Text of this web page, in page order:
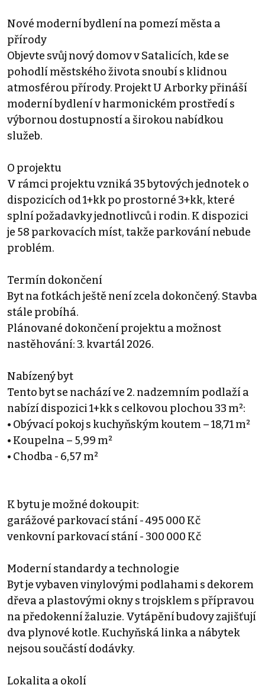
Nové moderní bydlení na pomezí města a
přírody
Objevte svůj nový domov v Satalicích, kde se
pohodlí městského života snoubí s klidnou
atmosférou přírody. Projekt U Arborky přináší
moderní bydlení v harmonickém prostředí s
výbornou dostupností a širokou nabídkou
služeb.
O projektu
V rámci projektu vzniká 35 bytových jednotek o
dispozicích od 1+kk po prostorné 3+kk, které
splní požadavky jednotlivců i rodin. K dispozici
je 58 parkovacích míst, takže parkování nebude
problém.
Termín dokončení
Byt na fotkách ještě není zcela dokončený. Stavba
stále probíhá.
Plánované dokončení projektu a možnost
nastěhování: 3. kvartál 2026.
Nabízený byt
Tento byt se nachází ve 2. nadzemním podlaží a
nabízí dispozici 1+kk s celkovou plochou 33 m²:
• Obývací pokoj s kuchyňským koutem – 18,71 m²
• Koupelna – 5,99 m²
• Chodba - 6,57 m²
K bytu je možné dokoupit:
garážové parkovací stání - 495 000 Kč
venkovní parkovací stání - 300 000 Kč
Moderní standardy a technologie
Byt je vybaven vinylovými podlahami s dekorem
dřeva a plastovými okny s trojsklem s přípravou
na předokenní žaluzie. Vytápění budovy zajišťují
dva plynové kotle. Kuchyňská linka a nábytek
nejsou součástí dodávky.
Lokalita a okolí